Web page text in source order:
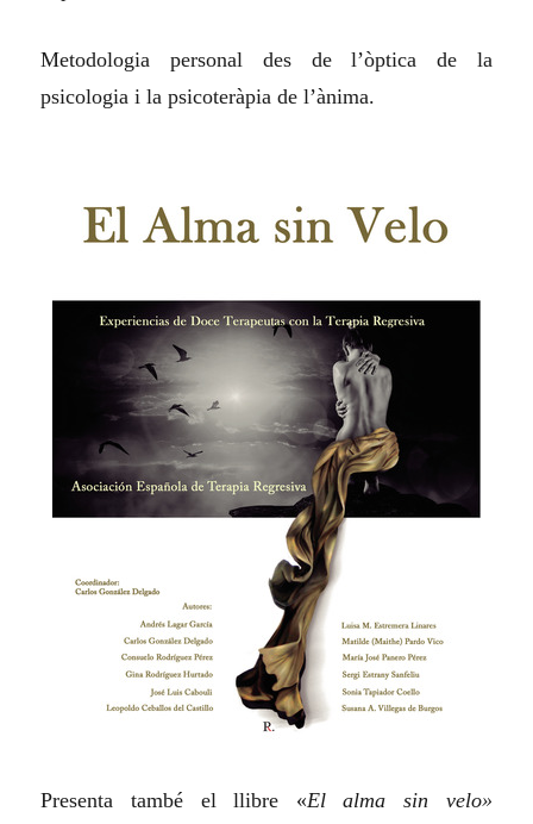
Metodologia personal des de l’òptica de la
psicologia i la psicoteràpia de l’ànima.
Presenta també el llibre «El alma sin velo»